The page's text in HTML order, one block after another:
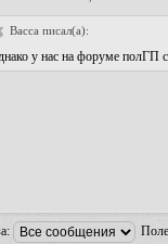
Bacca писал(а):
у нас на форуме полГП